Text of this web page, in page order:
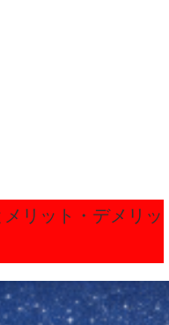
リット・デメリッ